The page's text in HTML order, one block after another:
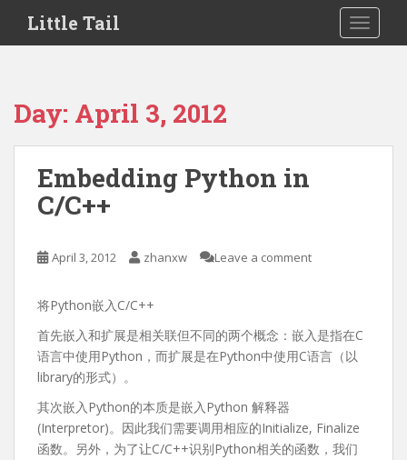
i
Little Tail
Day: April 3, 2012
Embedding Python in
C/C++
April 3, 2012 zhanxw Leave a comment
将Python嵌入C/C++
首先嵌入和扩展是相关联但不同的两个概念：嵌入是指在C
语言中使用Python，而扩展是在Python中使用C语言（以
library的形式）。
其次嵌入Python的本质是嵌入Python 解释器
(Interpretor)。因此我们需要调用相应的Initialize, Finalize
函数。另外，为了让C/C++识别Python相关的函数，我们